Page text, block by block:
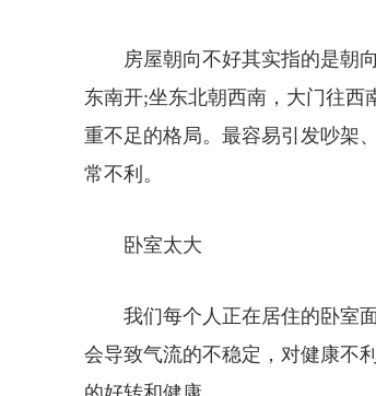
房屋朝向不好其实指的是朝
东南开;坐东北朝西南，大门往
重不足的格局。最容易引发吵架
常不利。
卧室太大
我们每个人正在居住的卧室
会导致气流的不稳定，对健康不